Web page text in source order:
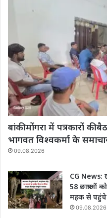
बांकी मोंगरा में पत्रकारों की
भागवत विश्वकर्मा के
09.08.2026
CG News:
58 छात्राओं
महक से
09.08.2026